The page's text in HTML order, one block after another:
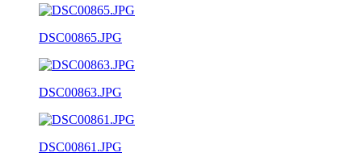
DSC00865.JPG
DSC00863.JPG
DSC00861.JPG